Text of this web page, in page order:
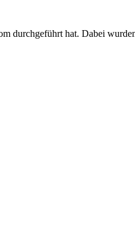
durchgeführt hat. Dabei